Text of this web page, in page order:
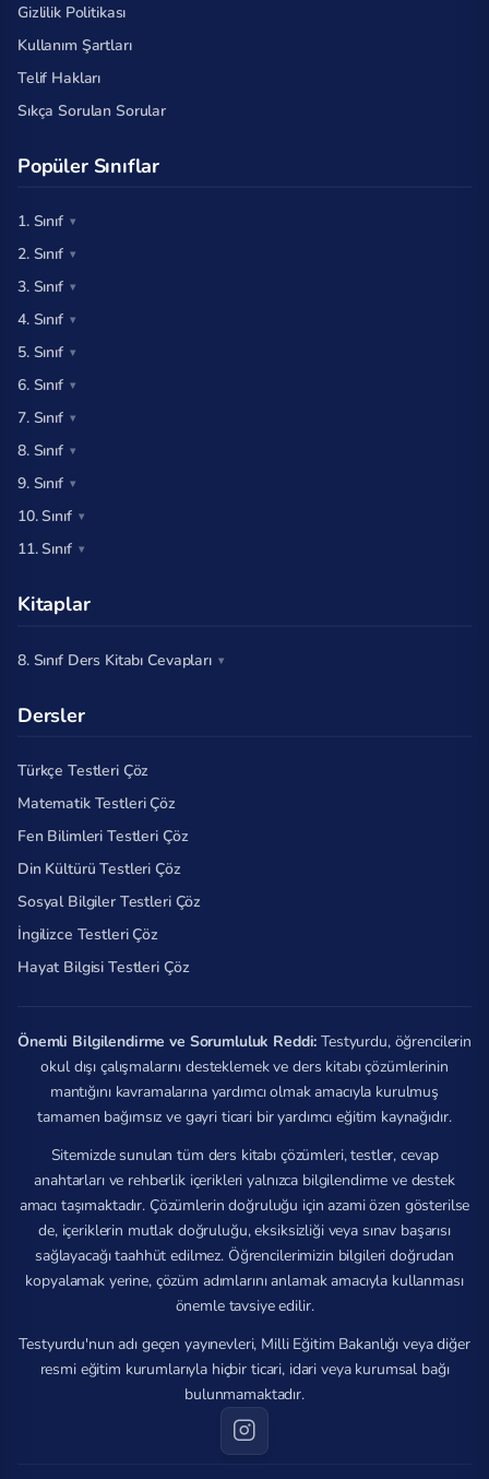
Gizlilik Politikası
Kullanım Şartları
Telif Hakları
Sıkça Sorulan Sorular
Popüler Sınıflar
1. Sınıf
2. Sınıf
3. Sınıf
4. Sınıf
5. Sınıf
6. Sınıf
7. Sınıf
8. Sınıf
9. Sınıf
10. Sınıf
11. Sınıf
Kitaplar
8. Sınıf Ders Kitabı Cevapları
Dersler
Türkçe Testleri Çöz
Matematik Testleri Çöz
Fen Bilimleri Testleri Çöz
Din Kültürü Testleri Çöz
Sosyal Bilgiler Testleri Çöz
İngilizce Testleri Çöz
Hayat Bilgisi Testleri Çöz
Önemli Bilgilendirme ve Sorumluluk Reddi: Testyurdu, öğrencilerin
okul dışı çalışmalarını desteklemek ve ders kitabı çözümlerinin
mantığını kavramalarına yardımcı olmak amacıyla kurulmuş
tamamen bağımsız ve gayri ticari bir yardımcı eğitim kaynağıdır.
Sitemizde sunulan tüm ders kitabı çözümleri, testler, cevap
anahtarları ve rehberlik içerikleri yalnızca bilgilendirme ve destek
amacı taşımaktadır. Çözümlerin doğruluğu için azami özen gösterilse
de, içeriklerin mutlak doğruluğu, eksiksizliği veya sınav başarısı
sağlayacağı taahhüt edilmez. Öğrencilerimizin bilgileri doğrudan
kopyalamak yerine, çözüm adımlarını anlamak amacıyla kullanması
önemle tavsiye edilir.
Testyurdu'nun adı geçen yayınevleri, Milli Eğitim Bakanlığı veya diğer
resmi eğitim kurumlarıyla hiçbir ticari, idari veya kurumsal bağı
bulunmamaktadır.